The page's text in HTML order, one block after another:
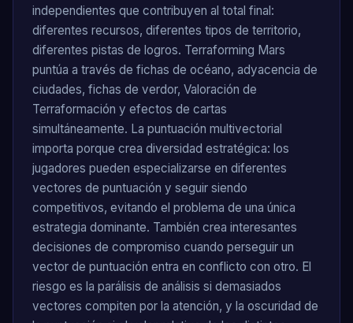
independientes que contribuyen al total final:
diferentes recursos, diferentes tipos de territorio,
diferentes pistas de logros. Terraforming Mars
puntúa a través de fichas de océano, adyacencia de
ciudades, fichas de verdor, Valoración de
Terraformación y efectos de cartas
simultáneamente. La puntuación multivectorial
importa porque crea diversidad estratégica: los
jugadores pueden especializarse en diferentes
vectores de puntuación y seguir siendo
competitivos, evitando el problema de una única
estrategia dominante. También crea interesantes
decisiones de compromiso cuando perseguir un
vector de puntuación entra en conflicto con otro. El
riesgo es la parálisis de análisis si demasiados
vectores compiten por la atención, y la oscuridad de